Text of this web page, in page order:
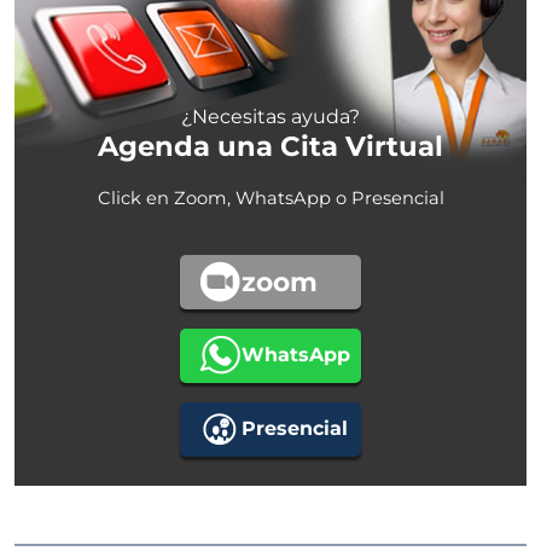
¿Necesitas ayuda?
Agenda una Cita Virtual
Click en Zoom, WhatsApp o Presencial
zoom
WhatsApp
Presencial